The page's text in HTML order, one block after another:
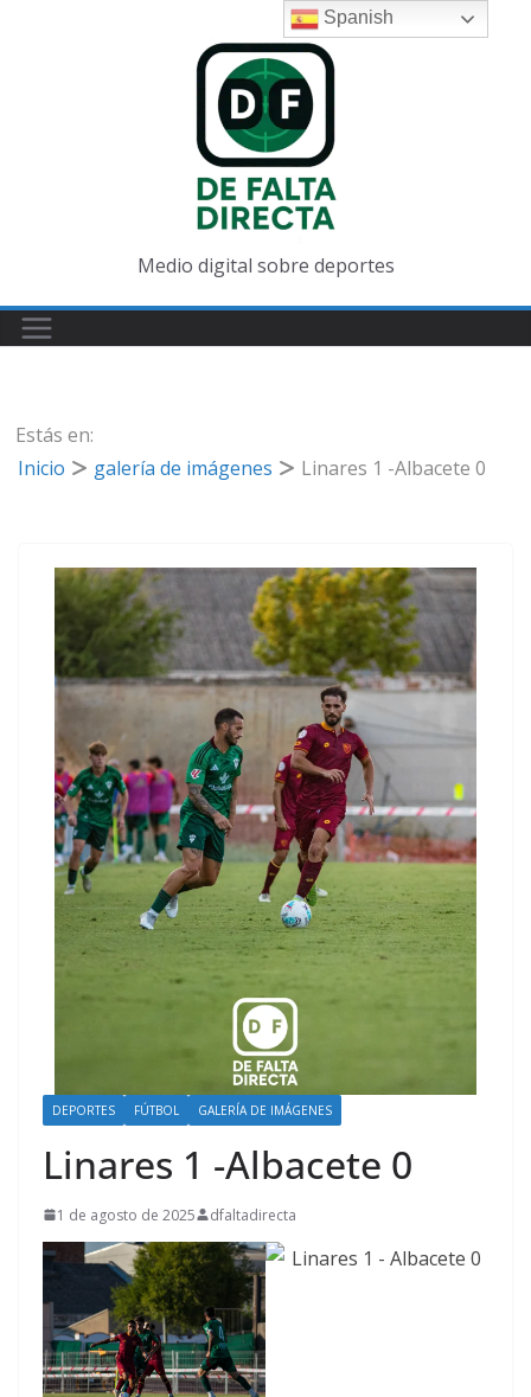
Medio digital sobre deportes
Estás en:
Inicio
galería de imágenes Linares 1 -Albacete 0
DEPORTES FÚTBOL GALERÍA DE IMÁGENES
Linares 1 -Albacete 0
1 de agosto de 2025 dfaltadirecta
Spanish